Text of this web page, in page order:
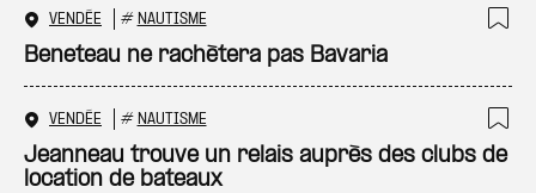
VENDÉE # NAUTISME
Beneteau ne rachètera pas Bavaria
VENDÉE # NAUTISME
Jeanneau trouve un relais auprès des clubs de
location de bateaux